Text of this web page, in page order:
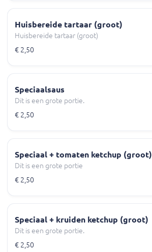
Huisbereide tartaar (groot)
Huisbereide tartaar (groot)
€ 2,50
Speciaalsaus
Dit is een grote portie.
€ 2,50
Speciaal + tomaten ketchup (groot)
Dit is een grote portie
€ 2,50
Speciaal + kruiden ketchup (groot)
Dit is een grote portie.
€ 2,50